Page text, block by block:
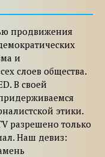
продвижения
и
слоев общества.
В своей
этики.
разрешено только
Наш девиз: